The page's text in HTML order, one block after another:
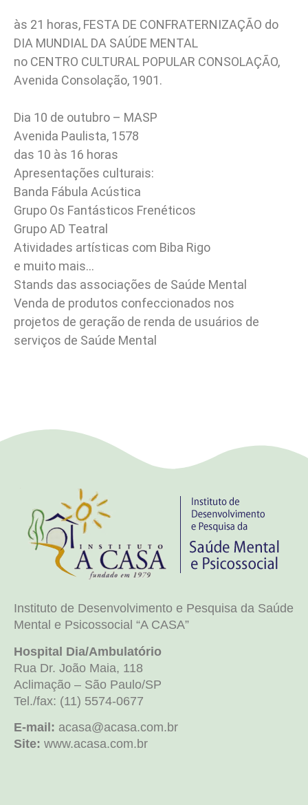
às 21 horas, FESTA DE CONFRATERNIZAÇÃO do
DIA MUNDIAL DA SAÚDE MENTAL
no CENTRO CULTURAL POPULAR CONSOLAÇÃO,
Avenida Consolação, 1901.
Dia 10 de outubro – MASP
Avenida Paulista, 1578
das 10 às 16 horas
Apresentações culturais:
Banda Fábula Acústica
Grupo Os Fantásticos Frenéticos
Grupo AD Teatral
Atividades artísticas com Biba Rigo
e muito mais…
Stands das associações de Saúde Mental
Venda de produtos confeccionados nos
projetos de geração de renda de usuários de
serviços de Saúde Mental
Instituto de Desenvolvimento e Pesquisa da Saúde
Mental e Psicossocial “A CASA”
Hospital Dia/Ambulatório
Rua Dr. João Maia, 118
Aclimação – São Paulo/SP
Tel./fax: (11) 5574-0677
E-mail: acasa@acasa.com.br
Site: www.acasa.com.br